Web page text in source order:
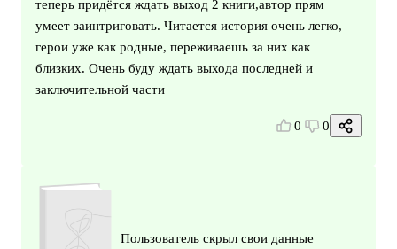
теперь придётся ждать выход 2 книги,автор прям
умеет заинтриговать. Читается история очень легко,
герои уже как родные, переживаешь за них как
близких. Очень буду ждать выхода последней и
заключительной части
0 0
Пользователь скрыл свои данные